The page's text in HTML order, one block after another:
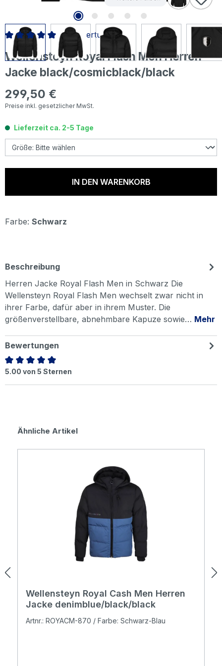
Wellensteyn Royal Flash Men Herren
Jacke black/cosmicblack/black
Regulärer Preis:
299,50 €
Preise inkl. gesetzlicher MwSt.
Durchschnittliche Bewertung von 5 von 5 Sternen
1 Bewertung
Lieferzeit ca. 2-5 Tage
IN DEN WARENKORB
Farbe: Schwarz
Beschreibung
Herren Jacke Royal Flash Men in Schwarz Die
Wellensteyn Royal Flash Men wechselt zwar nicht in
ihrer Farbe, dafür aber in ihrem Muster. Die
größenverstellbare, abnehmbare Kapuze sowie… Mehr
Bewertungen
Durchschnittliche Bewertung von 5 von 5 Sternen
5.00 von 5 Sternen
Produktgalerie überspringen
Ähnliche Artikel
Wellensteyn Royal Cash Men Herren
Jacke denimblue/black/black
Artnr.: ROYACM-870 / Farbe: Schwarz-Blau